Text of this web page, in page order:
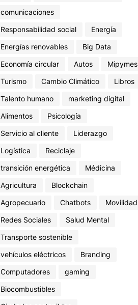
comunicaciones
Responsabilidad social
Energía
Energías renovables
Big Data
Economía circular
Autos
Mipymes
Turismo
Cambio Climático
Libros
Talento humano
marketing digital
Alimentos
Psicología
Servicio al cliente
Liderazgo
Logística
Reciclaje
transición energética
Médicina
Agricultura
Blockchain
Agropecuario
Chatbots
Movilidad
Redes Sociales
Salud Mental
Transporte sostenible
vehículos eléctricos
Branding
Computadores
gaming
Biocombustibles